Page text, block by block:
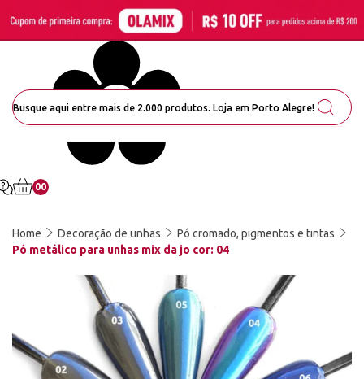
00
Home Decoração de unhas
Pó cromado, pigmentos e tintas
Pó metálico para unhas mix da jo cor: 04